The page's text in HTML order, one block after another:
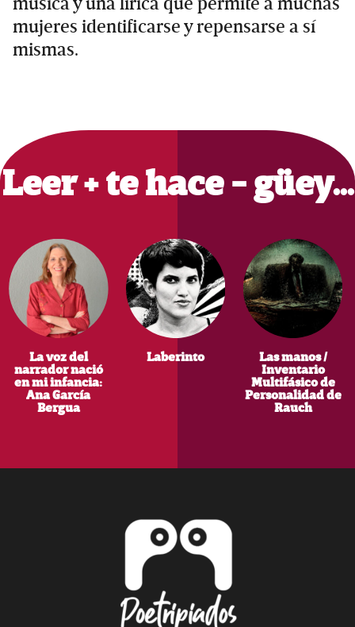
mujeres identificarse y repensarse a sí
mismas.
Primary
Sidebar
Leer + te hace - güey…
La voz del
narrador nació
en mi infancia:
Ana García
Bergua
Laberinto
Las manos /
Inventario
Multifásico de
Personalidad de
Rauch